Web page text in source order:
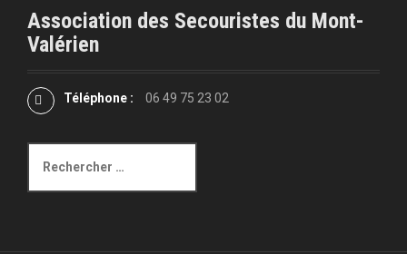
Association des Secouristes du Mont-
Valérien
Téléphone : 06 49 75 23 02
c